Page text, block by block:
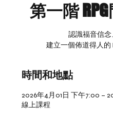
第一階
認識福音信
建立一個佈道得人的
時間和地點
2026年4月01日 下午7:00 –
線上課程